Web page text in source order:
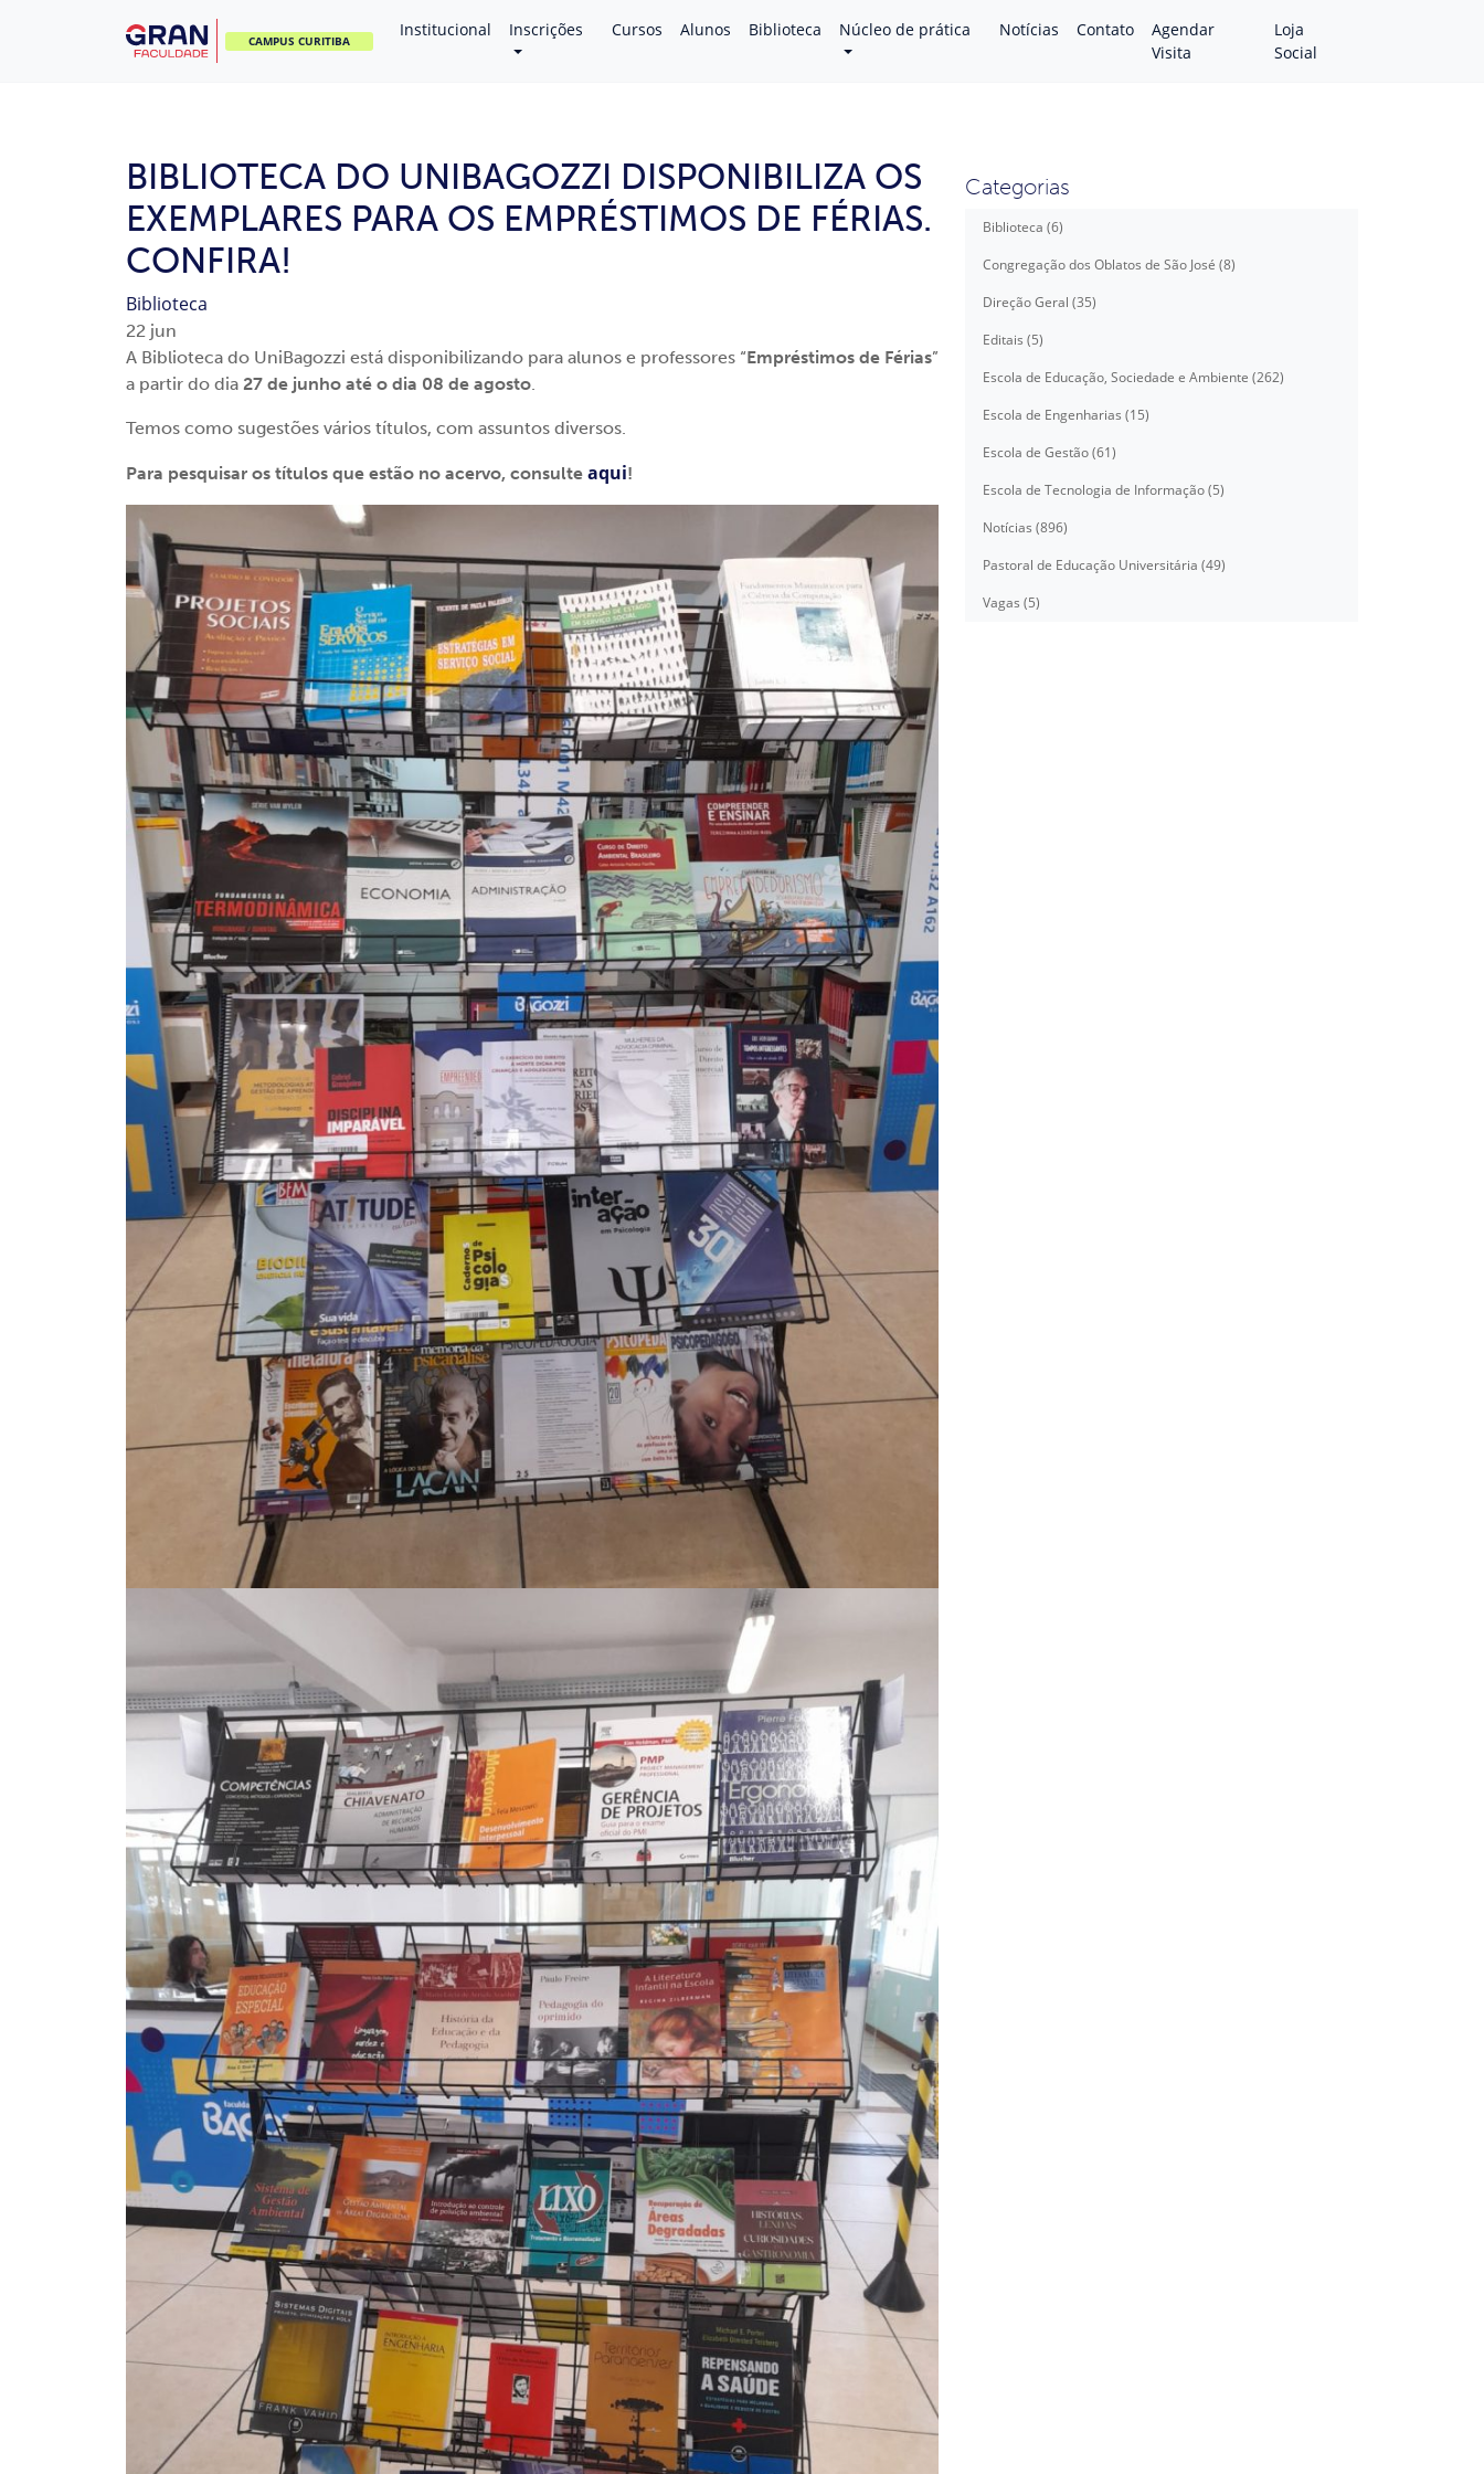
CAMPUS CURITIBA
Institucional Inscrições Cursos Alunos Biblioteca Núcleo de prática Notícias Contato
Agendar
Visita
Loja
Social
BIBLIOTECA DO UNIBAGOZZI DISPONIBILIZA OS
EXEMPLARES PARA OS EMPRÉSTIMOS DE FÉRIAS.
CONFIRA!
Biblioteca
22 jun
A Biblioteca do UniBagozzi está disponibilizando para alunos e professores “Empréstimos de Férias”
a partir do dia 27 de junho até o dia 08 de agosto.
Temos como sugestões vários títulos, com assuntos diversos.
Para pesquisar os títulos que estão no acervo, consulte aqui!
Categorias
Biblioteca (6)
Congregação dos Oblatos de São José (8)
Direção Geral (35)
Editais (5)
Escola de Educação, Sociedade e Ambiente (262)
Escola de Engenharias (15)
Escola de Gestão (61)
Escola de Tecnologia de Informação (5)
Notícias (896)
Pastoral de Educação Universitária (49)
Vagas (5)